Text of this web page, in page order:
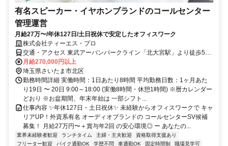
有名スピーカー・イヤホンブランドのコールセンター
管理運営
月給27万〜/年休127日/土日祝休で安定したオフィスワーク
株式会社ティーエス・プロ
交通・アクセス 東武アーバンパークライン「北大宮駅」より徒歩5
分、「JR大宮駅」より徒歩20分
月給270,000円以上
埼玉県さいたま市北区
勤務時間詳細 実働時間：1日あたり8時間 平均勤務日数：1ヶ月あた
り19日 〜 20日 9:00～18:00 (実働8時間・休憩1時間) ※暦カレンダー
どおり ※お盆期間、年末年始は 一部シフト...
仕事内容 ✨年休127日・土日祝休✨ 未経験からオフィスワークで キャ
リアUP！外資系有名 オーディオブランドの コールセンターSV候補
募集！ 月給27万円〜＋賞与年2回 の安心環境◎ ー あなたの...
業界未経験者歓迎 ランチタイム 主婦・主夫歓迎
資格取得支援あり
フリーター歓迎
バイク通勤OK 学歴不問 車通勤OK 固定時間制
職場見学可